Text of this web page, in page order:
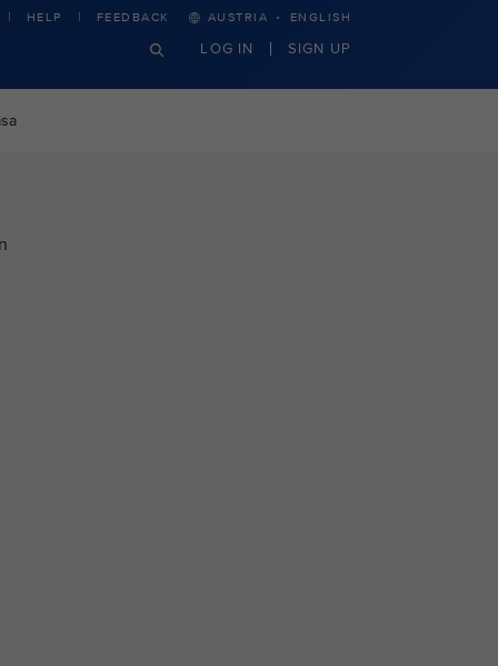
HELP FEEDBACK AUSTRIA · ENGLISH
LOG IN SIGN UP